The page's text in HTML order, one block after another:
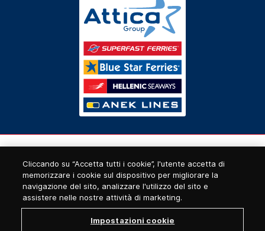
Cliccando su “Accetta tutti i cookie”, l'utente accetta di
memorizzare i cookie sul dispositivo per migliorare la
navigazione del sito, analizzare l'utilizzo del sito e
assistere nelle nostre attività di marketing.
Impostazioni cookie